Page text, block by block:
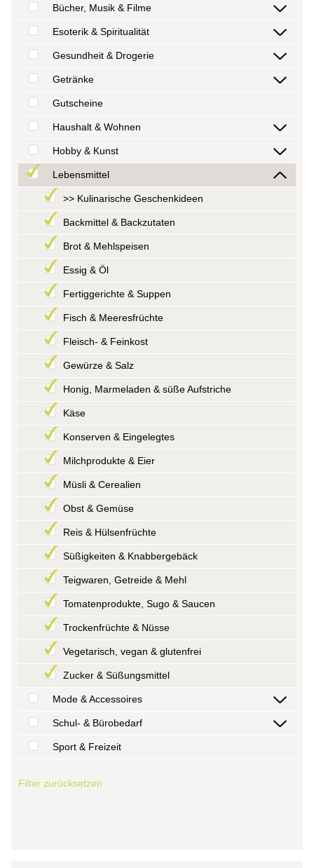
Bücher, Musik & Filme
Esoterik & Spiritualität
Gesundheit & Drogerie
Getränke
Gutscheine
Haushalt & Wohnen
Hobby & Kunst
Lebensmittel
>> Kulinarische Geschenkideen
Backmittel & Backzutaten
Brot & Mehlspeisen
Essig & Öl
Fertiggerichte & Suppen
Fisch & Meeresfrüchte
Fleisch- & Feinkost
Gewürze & Salz
Honig, Marmeladen & süße Aufstriche
Käse
Konserven & Eingelegtes
Milchprodukte & Eier
Müsli & Cerealien
Obst & Gemüse
Reis & Hülsenfrüchte
Süßigkeiten & Knabbergebäck
Teigwaren, Getreide & Mehl
Tomatenprodukte, Sugo & Saucen
Trockenfrüchte & Nüsse
Vegetarisch, vegan & glutenfrei
Zucker & Süßungsmittel
Mode & Accessoires
Schul- & Bürobedarf
Sport & Freizeit
Filter zurücksetzen